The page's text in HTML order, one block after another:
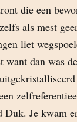
die een
als mest
liet
want dan was
Duk. Je kwam